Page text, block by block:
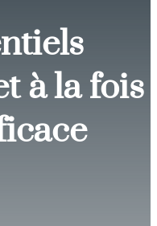
à la fois